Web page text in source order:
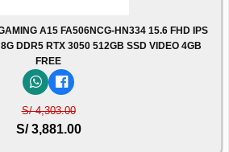
A15 FA506NCG-HN334 15.6 FHD IPS
DDR5 RTX 3050 512GB SSD VIDEO 4GB
FREE
S/ 4,303.00
S/ 3,881.00